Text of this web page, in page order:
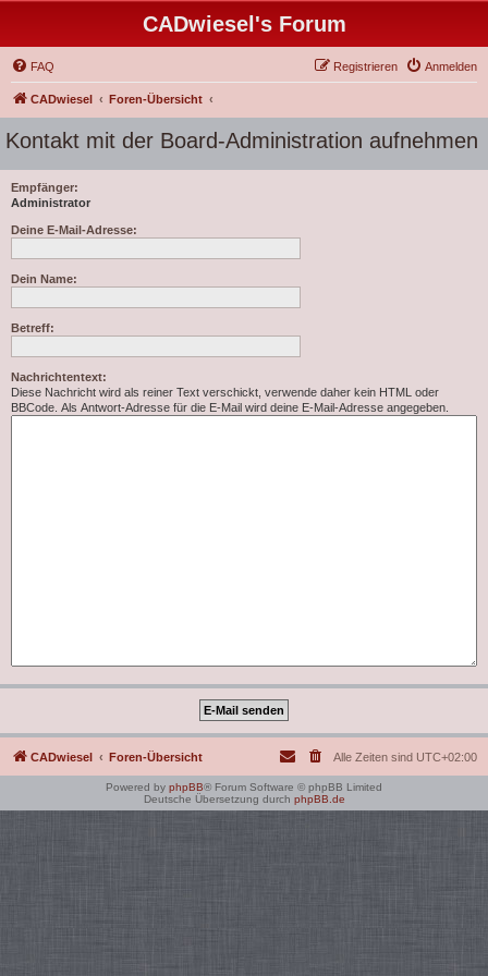
CADwiesel's Forum
FAQ Anmelden
Registrieren
CADwiesel Foren-Übersicht
Kontakt mit der Board-Administration aufnehmen
Empfänger:
Administrator
Deine E-Mail-Adresse:
Dein Name:
Betreff:
Nachrichtentext:
Diese Nachricht wird als reiner Text verschickt, verwende daher kein HTML oder
BBCode. Als Antwort-Adresse für die E-Mail wird deine E-Mail-Adresse angegeben.
CADwiesel Foren-Übersicht Alle Zeiten sind UTC+02:00
Powered by phpBB® Forum Software © phpBB Limited
Deutsche Übersetzung durch phpBB.de